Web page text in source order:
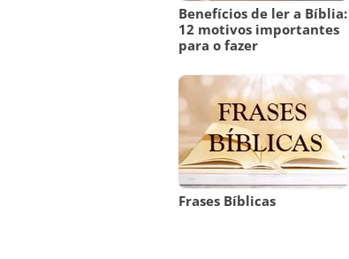
Benefícios de ler a Bíblia:
12 motivos importantes
para o fazer
Frases Bíblicas